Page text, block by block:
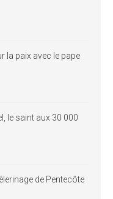
la paix avec le pape
le saint aux 30 000
de Pentecôte